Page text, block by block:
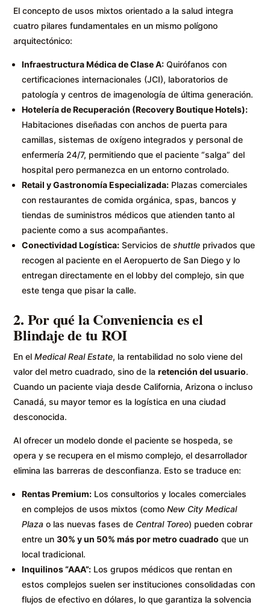
El concepto de usos mixtos orientado a la salud integra
cuatro pilares fundamentales en un mismo polígono
arquitectónico:
Infraestructura Médica de Clase A: Quirófanos con
certificaciones internacionales (JCI), laboratorios de
patología y centros de imagenología de última generación.
Hotelería de Recuperación (Recovery Boutique Hotels):
Habitaciones diseñadas con anchos de puerta para
camillas, sistemas de oxígeno integrados y personal de
enfermería 24/7, permitiendo que el paciente “salga” del
hospital pero permanezca en un entorno controlado.
Retail y Gastronomía Especializada: Plazas comerciales
con restaurantes de comida orgánica, spas, bancos y
tiendas de suministros médicos que atienden tanto al
paciente como a sus acompañantes.
Conectividad Logística: Servicios deshuttle privados que
recogen al paciente en el Aeropuerto de San Diego y lo
entregan directamente en el lobby del complejo, sin que
este tenga que pisar la calle.
2. Por qué la Conveniencia es el
Blindaje de tu ROI
En elMedical Real Estate, la rentabilidad no solo viene del
valor del metro cuadrado, sino de laretención del usuario.
Cuando un paciente viaja desde California, Arizona o incluso
Canadá, su mayor temor es la logística en una ciudad
desconocida.
Al ofrecer un modelo donde el paciente se hospeda, se
opera y se recupera en el mismo complejo, el desarrollador
elimina las barreras de desconfianza. Esto se traduce en:
Rentas Premium: Los consultorios y locales comerciales
en complejos de usos mixtos (comoNew City Medical
Plaza o las nuevas fases de Central Toreo) pueden cobrar
entre un30% y un 50% más por metro cuadrado que un
local tradicional.
Inquilinos “AAA”: Los grupos médicos que rentan en
estos complejos suelen ser instituciones consolidadas con
flujos de efectivo en dólares, lo que garantiza la solvencia